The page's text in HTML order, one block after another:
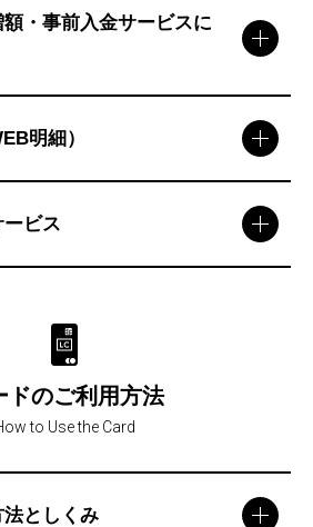
・事前入金サービスに
明細）
ビス
ドのご利用方法
to Use the Card
としくみ